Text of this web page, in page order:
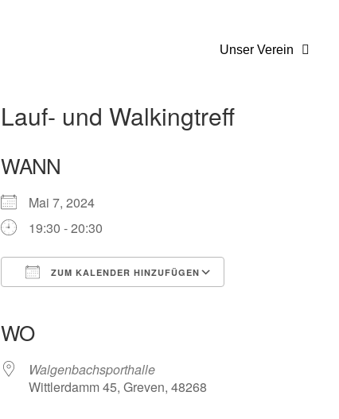
Unser Verein
Lauf- und Walkingtreff
WANN
Mai 7, 2024
19:30 - 20:30
ZUM KALENDER HINZUFÜGEN
WO
Walgenbachsporthalle
Wittlerdamm 45, Greven, 48268